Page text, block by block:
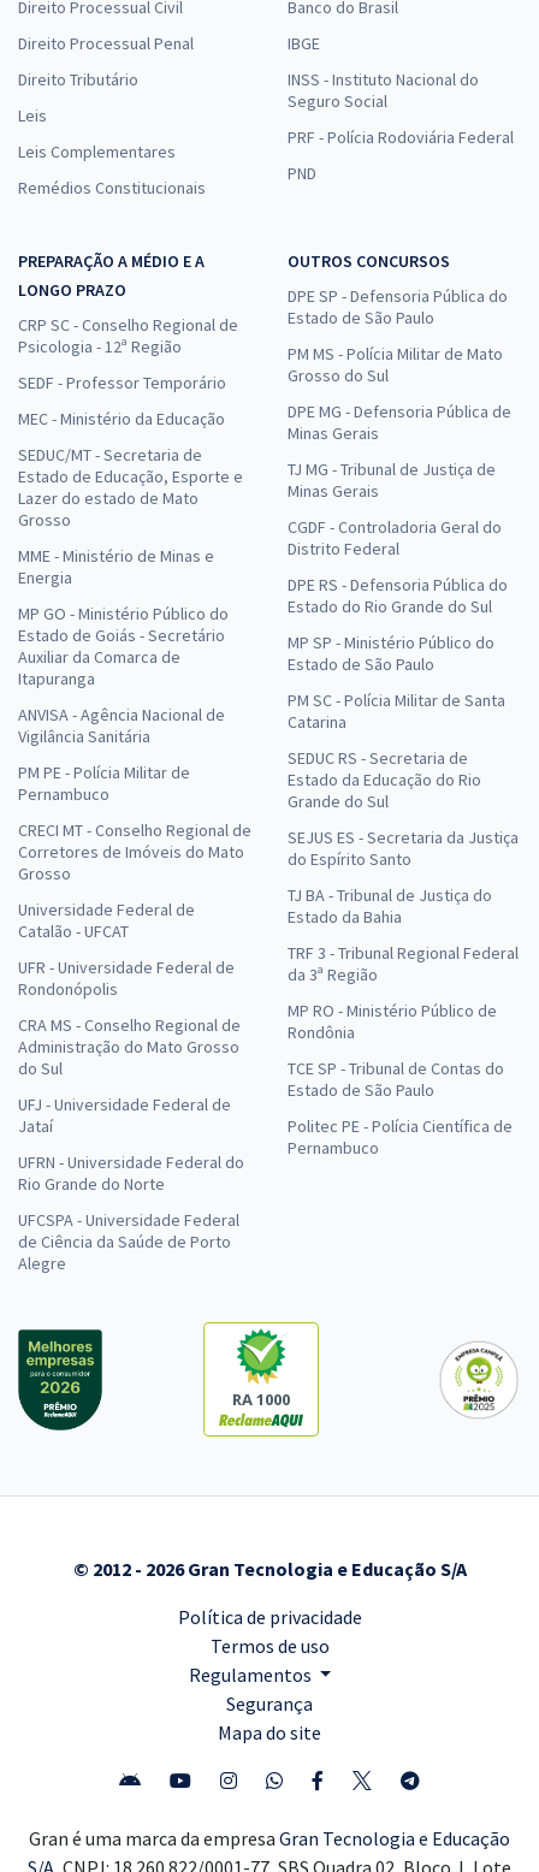
Direito Processual Civil
Direito Processual Penal
Direito Tributário
Leis
Leis Complementares
Remédios Constitucionais
Banco do Brasil
IBGE
INSS - Instituto Nacional do
Seguro Social
PRF - Polícia Rodoviária Federal
PND
PREPARAÇÃO A MÉDIO E A
LONGO PRAZO
CRP SC - Conselho Regional de
Psicologia - 12ª Região
SEDF - Professor Temporário
MEC - Ministério da Educação
SEDUC/MT - Secretaria de
Estado de Educação, Esporte e
Lazer do estado de Mato
Grosso
MME - Ministério de Minas e
Energia
MP GO - Ministério Público do
Estado de Goiás - Secretário
Auxiliar da Comarca de
Itapuranga
ANVISA - Agência Nacional de
Vigilância Sanitária
PM PE - Polícia Militar de
Pernambuco
CRECI MT - Conselho Regional de
Corretores de Imóveis do Mato
Grosso
Universidade Federal de
Catalão - UFCAT
UFR - Universidade Federal de
Rondonópolis
CRA MS - Conselho Regional de
Administração do Mato Grosso
do Sul
UFJ - Universidade Federal de
Jataí
UFRN - Universidade Federal do
Rio Grande do Norte
UFCSPA - Universidade Federal
de Ciência da Saúde de Porto
Alegre
OUTROS CONCURSOS
DPE SP - Defensoria Pública do
Estado de São Paulo
PM MS - Polícia Militar de Mato
Grosso do Sul
DPE MG - Defensoria Pública de
Minas Gerais
TJ MG - Tribunal de Justiça de
Minas Gerais
CGDF - Controladoria Geral do
Distrito Federal
DPE RS - Defensoria Pública do
Estado do Rio Grande do Sul
MP SP - Ministério Público do
Estado de São Paulo
PM SC - Polícia Militar de Santa
Catarina
SEDUC RS - Secretaria de
Estado da Educação do Rio
Grande do Sul
SEJUS ES - Secretaria da Justiça
do Espírito Santo
TJ BA - Tribunal de Justiça do
Estado da Bahia
TRF 3 - Tribunal Regional Federal
da 3ª Região
MP RO - Ministério Público de
Rondônia
TCE SP - Tribunal de Contas do
Estado de São Paulo
Politec PE - Polícia Científica de
Pernambuco
RA 1000
© 2012 - 2026 Gran Tecnologia e Educação S/A
Política de privacidade
Termos de uso
Regulamentos
Segurança
Mapa do site
Gran é uma marca da empresa Gran Tecnologia e Educação
S/A, CNPJ: 18.260.822/0001-77, SBS Quadra 02, Bloco J, Lote